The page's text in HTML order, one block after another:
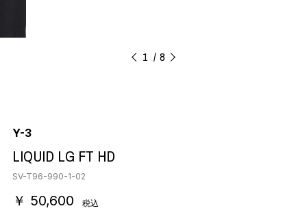
1 8
Y-3
LIQUID LG FT HD
SV-T96-990-1-02
￥ 50,600 税込